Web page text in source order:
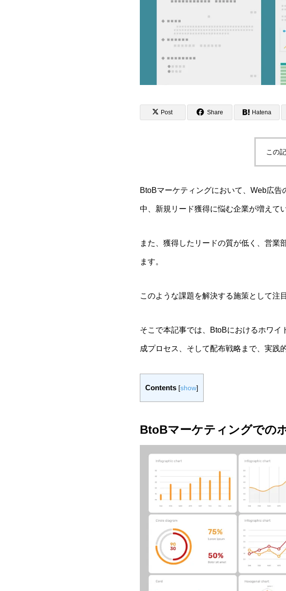
Post Share Hatena
この
BtoBマーケティングにおいて、Web広
中、新規リード獲得に悩む企業が増えて
また、獲得したリードの質が低く、営業
ます。
このような課題を解決する施策として注
そこで本記事では、BtoBにおけるホワ
成プロセス、そして配布戦略まで、実践
Contents [show]
BtoBマーケティングでの